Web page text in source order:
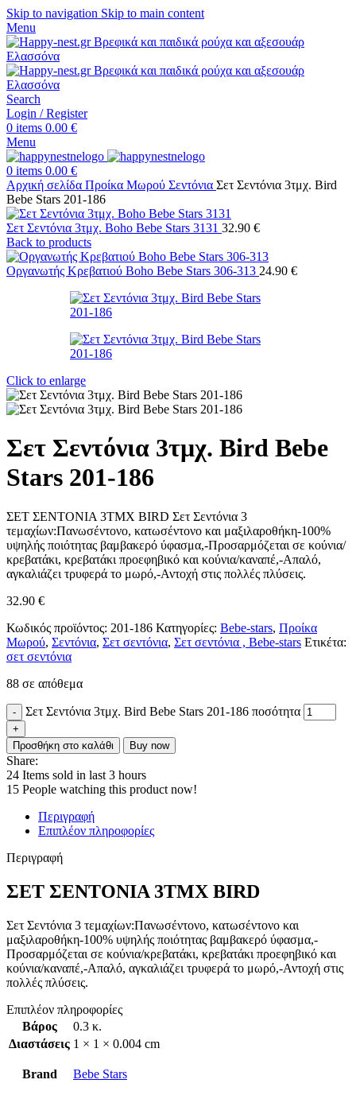
Skip to navigation Skip to main content
Menu
Search
Login / Register
0 items 0.00 €
Menu
0 items 0.00 €
Αρχική σελίδα Προίκα Μωρού Σεντόνια Σετ Σεντόνια 3τμχ. Bird
Bebe Stars 201-186
Σετ Σεντόνια 3τμχ. Boho Bebe Stars 3131 32.90 €
Back to products
Οργανωτής Κρεβατιού Boho Bebe Stars 306-313 24.90 €
Click to enlarge
Σετ Σεντόνια 3τμχ. Bird Bebe
Stars 201-186
ΣΕΤ ΣΕΝΤΟΝΙΑ 3ΤΜΧ BIRD Σετ Σεντόνια 3
τεμαχίων:Πανωσέντονο, κατωσέντονο και μαξιλαροθήκη-100%
υψηλής ποιότητας βαμβακερό ύφασμα,-Προσαρμόζεται σε κούνια/
κρεβατάκι, κρεβατάκι προεφηβικό και κούνια/καναπέ,-Απαλό,
αγκαλιάζει τρυφερά το μωρό,-Αντοχή στις πολλές πλύσεις.
32.90 €
Κωδικός προϊόντος: 201-186 Κατηγορίες: Bebe-stars, Προίκα
Μωρού, Σεντόνια, Σετ σεντόνια, Σετ σεντόνια , Bebe-stars Ετικέτα:
σετ σεντόνια
88 σε απόθεμα
Σετ Σεντόνια 3τμχ. Bird Bebe Stars 201-186 ποσότητα
Προσθήκη στο καλάθι Buy now
Share:
24 Items sold in last 3 hours
15 People watching this product now!
Περιγραφή
Επιπλέον πληροφορίες
Περιγραφή
ΣΕΤ ΣΕΝΤΟΝΙΑ 3ΤΜΧ BIRD
Σετ Σεντόνια 3 τεμαχίων:Πανωσέντονο, κατωσέντονο και
μαξιλαροθήκη-100% υψηλής ποιότητας βαμβακερό ύφασμα,-
Προσαρμόζεται σε κούνια/κρεβατάκι, κρεβατάκι προεφηβικό και
κούνια/καναπέ,-Απαλό, αγκαλιάζει τρυφερά το μωρό,-Αντοχή στις
πολλές πλύσεις.
Επιπλέον πληροφορίες
Βάρος
0.3 κ.
Διαστάσεις 1 × 1 × 0.004 cm
Brand Bebe Stars